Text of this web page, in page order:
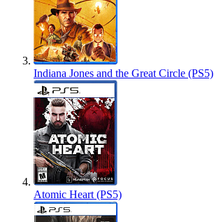
Indiana Jones and the Great Circle (PS5)
Atomic Heart (PS5)